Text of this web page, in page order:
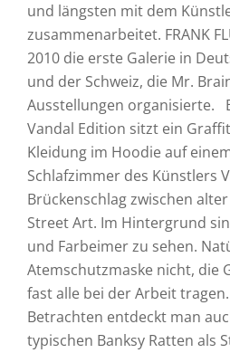
und längsten mit dem
zusammenarbeitet. FRANK
2010 die erste Galerie in
und der Schweiz, die Mr.
Ausstellungen organisierte.
Vandal Edition sitzt ein
Kleidung im Hoodie auf
Schlafzimmer des Künstlers
Brückenschlag zwischen
Street Art. Im Hintergrund
und Farbeimer zu sehen.
Atemschutzmaske nicht, die
fast alle bei der Arbeit
Betrachten entdeckt man
typischen Banksy Ratten als